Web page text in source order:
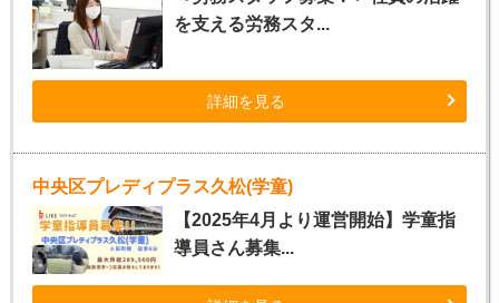
を支える労務スタ...
詳細を見る
中央区プレディプラス久松(学童)
【2025年4月より運営開始】学童指
導員さん募集...